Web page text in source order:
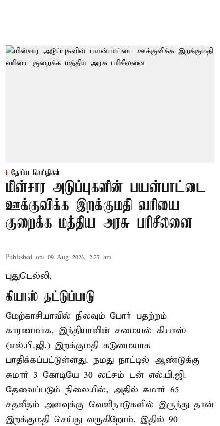
தேசிய செய்திகள்
மின்சார அடுப்புகளின் பயன்பாட்டை
ஊக்குவிக்க இறக்குமதி வரியை
குறைக்க மத்திய அரசு பரிசீலனை
Published on: 09 Aug 2026, 2:27 am
புதுடெல்லி,
கியாஸ் தட்டுப்பாடு
மேற்காசியாவில் நிலவும் போர் பதற்றம்
காரணமாக, இந்தியாவின் சமையல் கியாஸ்
(எல்.பி.ஜி.) இறக்குமதி கடுமையாக
பாதிக்கப்பட்டுள்ளது. நமது நாட்டில் ஆண்டுக்கு
சுமார் 3 கோடியே 30 லட்சம் டன் எல்.பி.ஜி.
தேவைப்படும் நிலையில், அதில் சுமார் 65
சதவீதம் அளவுக்கு வெளிநாடுகளில் இருந்து தான்
இறக்குமதி செய்து வருகிறோம். இதில் 90